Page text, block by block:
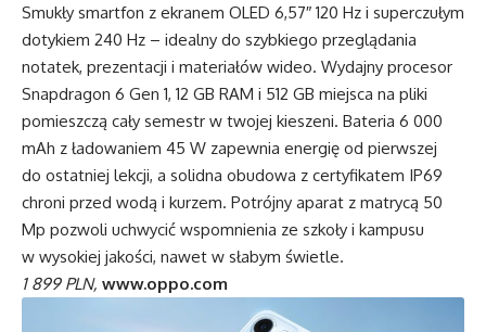
Smukły smartfon z ekranem OLED 6,57″ 120 Hz i superczułym
dotykiem 240 Hz – idealny do szybkiego przeglądania
notatek, prezentacji i materiałów wideo. Wydajny procesor
Snapdragon 6 Gen 1, 12 GB RAM i 512 GB miejsca na pliki
pomieszczą cały semestr w twojej kieszeni. Bateria 6 000
mAh z ładowaniem 45 W zapewnia energię od pierwszej
do ostatniej lekcji, a solidna obudowa z certyfikatem IP69
chroni przed wodą i kurzem. Potrójny aparat z matrycą 50
Mp pozwoli uchwycić wspomnienia ze szkoły i kampusu
w wysokiej jakości, nawet w słabym świetle.
1 899 PLN, www.oppo.com